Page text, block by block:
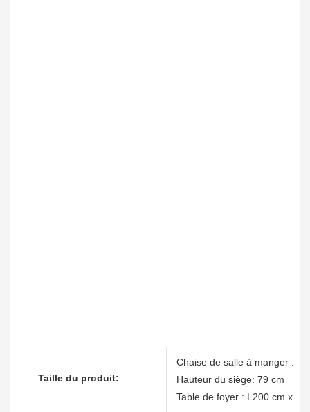
Taille du produit:
Chaise de salle à manger :
Hauteur du siège: 79 cm
Table de foyer : L200 cm x